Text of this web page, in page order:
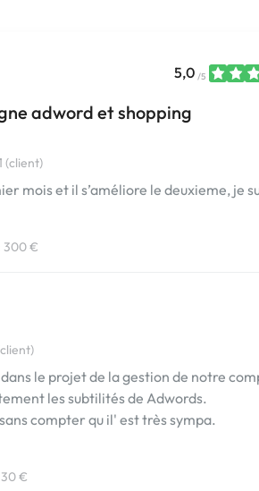
5,0 /5
adword et shopping
(client)
mois et il s’améliore le deuxieme, je
300 €
le projet de la gestion de notre
les subtilités de Adwords.
compter qu il' est très sympa.
€